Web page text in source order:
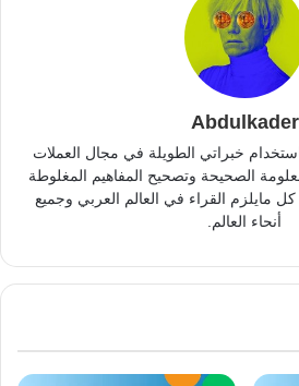
Abdulkader
خبراتي الطويلة في مجال العملات
الصحيحة وتصحيح المفاهيم المغلوطة
كل مايلزم القراء في العالم العربي وجميع
أنحاء العالم.